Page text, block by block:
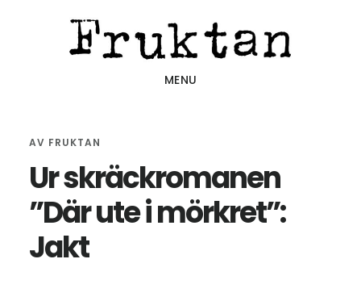
MENU
AV FRUKTAN
Ur skräckromanen
”Där ute i mörkret”:
Jakt